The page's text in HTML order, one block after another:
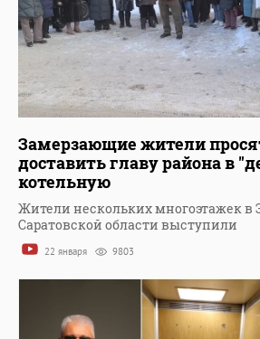
Замерзающие жители
доставить главу района в
котельную
Жители нескольких многоэтажек в
Саратовской области выступили
22 января 9803